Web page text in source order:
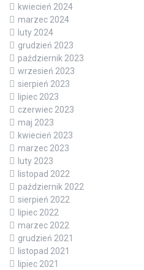
kwiecień 2024
marzec 2024
luty 2024
grudzień 2023
październik 2023
wrzesień 2023
sierpień 2023
lipiec 2023
czerwiec 2023
maj 2023
kwiecień 2023
marzec 2023
luty 2023
listopad 2022
październik 2022
sierpień 2022
lipiec 2022
marzec 2022
grudzień 2021
listopad 2021
lipiec 2021